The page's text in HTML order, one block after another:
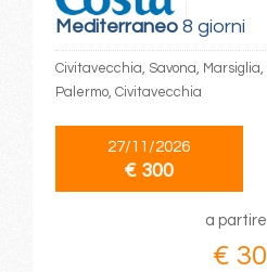
Mediterraneo8 giorni
Civitavecchia, Savona,
Palermo, Civitavecchia
27/11/2026
€ 300
a
€